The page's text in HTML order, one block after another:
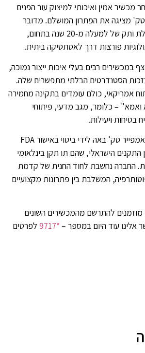
מכשיר אמין ואיכותי למיצוק עור הפנים
מציגה את הפתרון המושלם. מדובר
בחברה אמריקאית בעלת ותק של למעלה מ-20 שנה בתחום,
פורצות דרך לאסתטיקה ביתית.
במכשירים רבים בעלי איכות ייצור נמוכה,
הסטנדרטים הבלתי מתפשרים שלה.
אמריקאי, כולם עומדים בתקינה מחמירה
ואמא" – כלומר, מגב מדעי, פיתוחי
בטיחות ויעילות.
האמינות של מכשירי 'אמפייר טק' באה לידי ביטוי באישור FDA
התקנים הישראלי, שהם תו תקן בינלאומי
החברה נחשבת לחוד החנית של קדמת
המשלבת בין פתרונות מקצועיים
להתרשם מהמכשירים השונים
אלינו עוד היום במספר – *9717
לפרטים